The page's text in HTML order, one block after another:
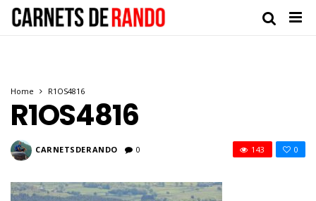
Home R1OS4816
R1OS4816
CARNETSDERANDO 0 0
143